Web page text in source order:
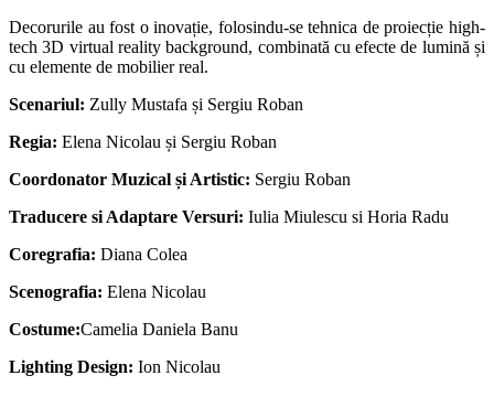
Decorurile au fost o inovație, folosindu-se tehnica de proiecție high-
tech 3D virtual reality background, combinată cu efecte de lumină și
cu elemente de mobilier real.
Scenariul: Zully Mustafa și Sergiu Roban
Regia: Elena Nicolau și Sergiu Roban
Coordonator Muzical și Artistic: Sergiu Roban
Traducere si Adaptare Versuri: Iulia Miulescu si Horia Radu
Coregrafia: Diana Colea
Scenografia: Elena Nicolau
Costume:Camelia Daniela Banu
Lighting Design: Ion Nicolau